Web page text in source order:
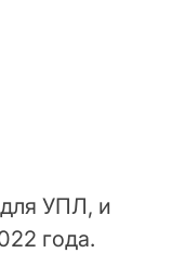
УПЛ, и
года.